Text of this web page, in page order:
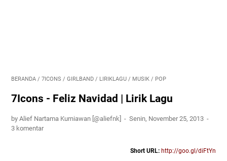
BERANDA / 7ICONS / GIRLBAND / LIRIKLAGU / MUSIK / POP
7Icons - Feliz Navidad | Lirik Lagu
by Alief Nartama Kurniawan [@aliefnk]
Senin, November 25, 2013
3 komentar
Short URL: http://goo.gl/diFtYn